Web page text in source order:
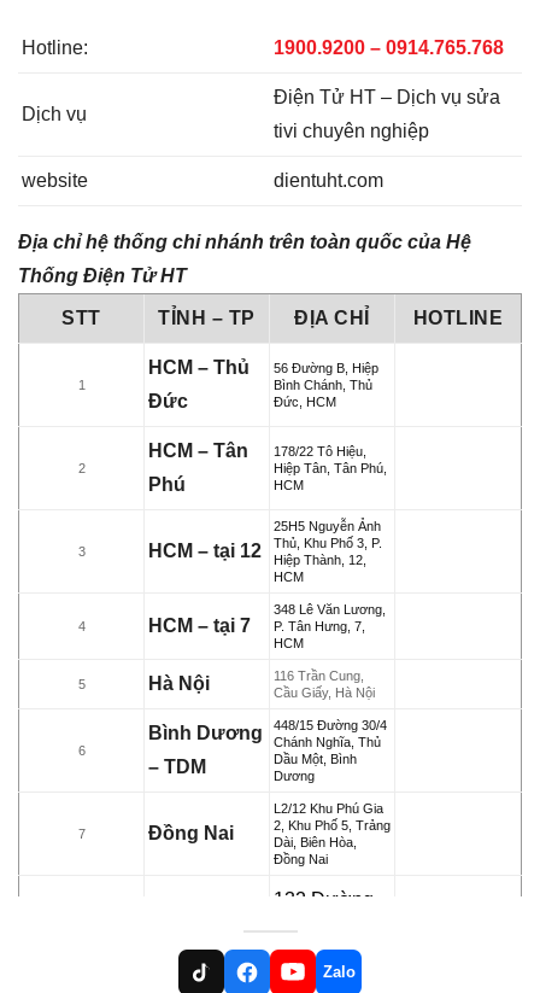
Hotline: 1900.9200 – 0914.765.768
Dịch vụ
Điện Tử HT – Dịch vụ sửa
tivi chuyên nghiệp
website dientuht.com
Địa chỉ hệ thống chi nhánh trên toàn quốc của Hệ
Thống Điện Tử HT
STT TỈNH – TP ĐỊA CHỈ HOTLINE
1
HCM – Thủ
Đức
56 Đường B, Hiệp
Bình Chánh, Thủ
Đức, HCM
2
HCM – Tân
Phú
178/22 Tô Hiệu,
Hiệp Tân, Tân Phú,
HCM
3 HCM – tại 12
25H5 Nguyễn Ảnh
Thủ, Khu Phố 3, P.
Hiệp Thành, 12,
HCM
4 HCM – tại 7
348 Lê Văn Lương,
P. Tân Hưng, 7,
HCM
5 Hà Nội
116 Trần Cung,
Cầu Giấy, Hà Nội
6
Bình Dương
– TDM
448/15 Đường 30/4
Chánh Nghĩa, Thủ
Dầu Một, Bình
Dương
7 Đồng Nai
L2/12 Khu Phú Gia
2, Khu Phố 5, Trảng
Dài, Biên Hòa,
Đồng Nai
Cần Thơ
132 Đường
B25, KĐC
91B, P. An
Zalo